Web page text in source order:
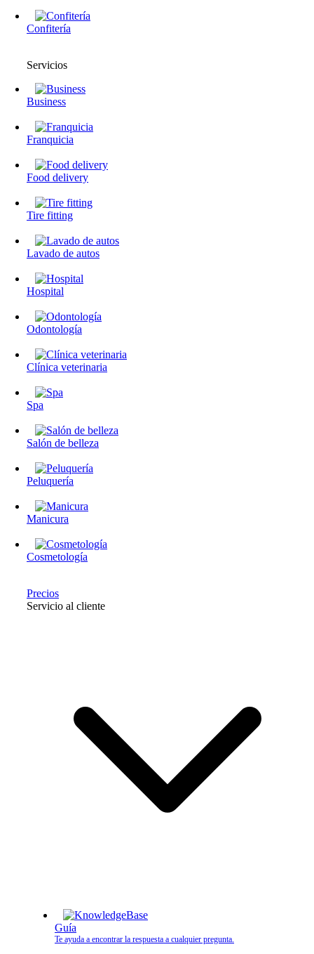
Confitería
Servicios
Business
Franquicia
Food delivery
Tire fitting
Lavado de autos
Hospital
Odontología
Clínica veterinaria
Spa
Salón de belleza
Peluquería
Manicura
Cosmetología
Precios
Servicio al cliente
Guía
Te ayuda a encontrar la respuesta a cualquier pregunta.